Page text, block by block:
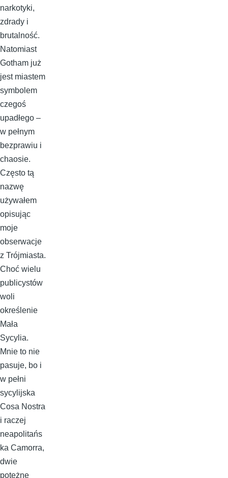
narkotyki,
zdrady i
brutalność.
Natomiast
Gotham już
jest miastem
symbolem
czegoś
upadłego –
w pełnym
bezprawiu i
chaosie.
Często tą
nazwę
używałem
opisując
moje
obserwacje
z Trójmiasta.
Choć wielu
publicystów
woli
określenie
Mała
Sycylia.
Mnie to nie
pasuje, bo i
w pełni
sycylijska
Cosa Nostra
i raczej
neapolitańs
ka Camorra,
dwie
potężne